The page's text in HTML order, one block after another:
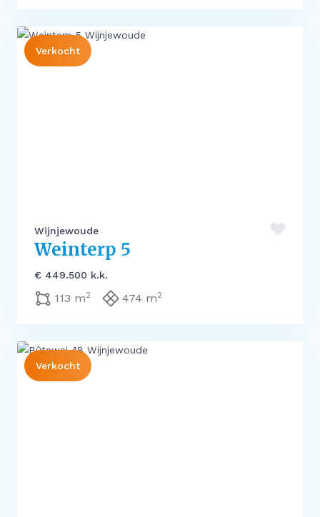
Verkocht
Wijnjewoude
Weinterp 5
€ 449.500 k.k.
113 m2 474 m2
Verkocht